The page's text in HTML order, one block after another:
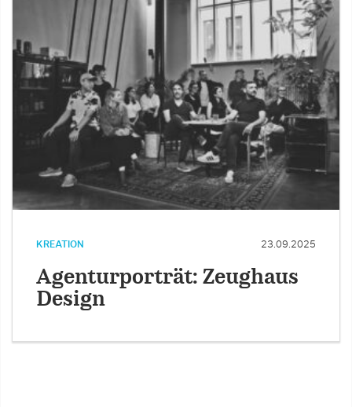
KREATION 23.09.2025
Agenturporträt: Zeughaus
Design